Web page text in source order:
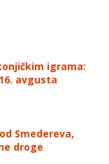
igrama:
avgusta
Smedereva,
droge